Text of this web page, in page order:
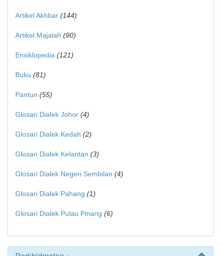
Artikel Akhbar (144)
Artikel Majalah (90)
Ensiklopedia (121)
Buku (81)
Pantun (55)
Glosari Dialek Johor (4)
Glosari Dialek Kedah (2)
Glosari Dialek Kelantan (3)
Glosari Dialek Negeri Sembilan (4)
Glosari Dialek Pahang (1)
Glosari Dialek Pulau Pinang (6)